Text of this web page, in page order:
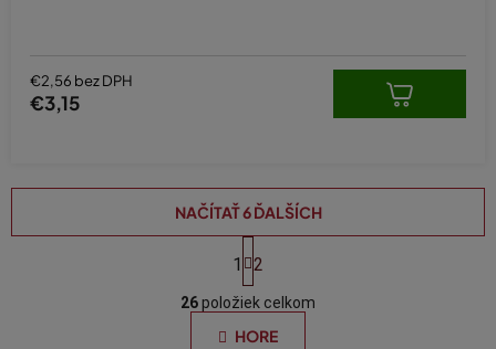
€2,56 bez DPH
€3,15
O
v
l
NAČÍTAŤ 6 ĎALŠÍCH
S
t
r
á
n
1 2
26položiek celkom
HORE